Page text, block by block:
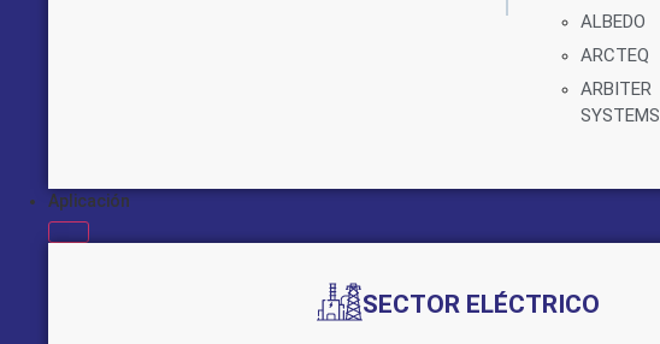
ALBEDO
ARCTEQ
ARBITER
SYSTEMS
Aplicación
SECTOR ELÉCTRICO